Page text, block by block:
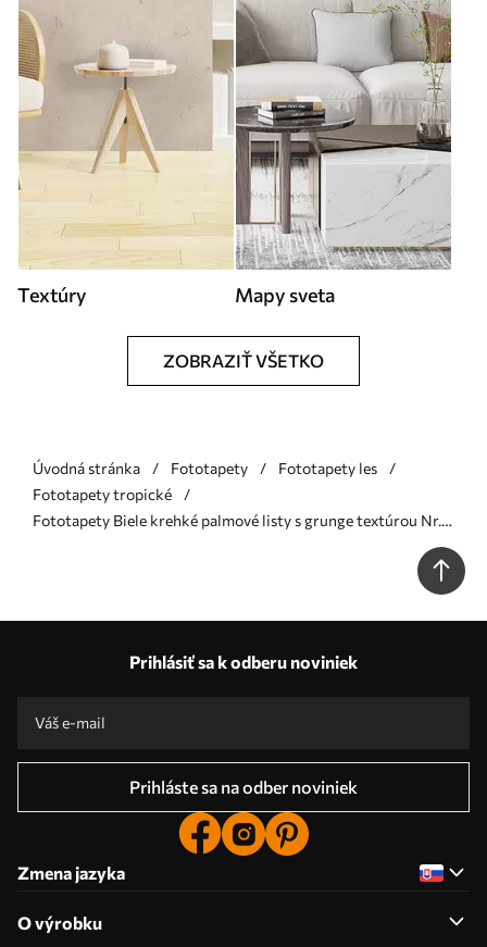
Textúry Mapy sveta
ZOBRAZIŤ VŠETKO
Úvodná stránka Fototapety
Fototapety les
Fototapety tropické
Fototapety Biele krehké palmové listy s grunge textúrou Nr.
Prihlásiť sa k odberu noviniek
Prihláste sa na odber noviniek
Zmena jazyka
O výrobku